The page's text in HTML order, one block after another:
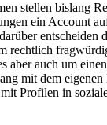
stellen bislang
ein Account
entscheiden
rechtlich
aber auch um einen
mit dem eigenen
Profilen in